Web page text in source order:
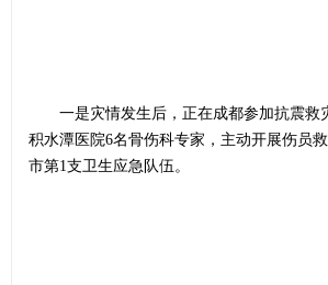
一是灾情发生后，正在成都参加抗震救
积水潭医院6名骨伤科专家，主动开展伤员
市第1支卫生应急队伍。